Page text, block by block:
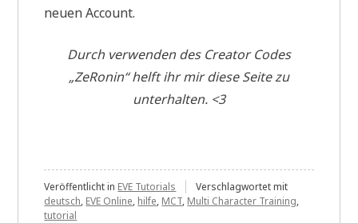
neuen Account.
Durch verwenden des Creator Codes
„ZeRonin“ helft ihr mir diese Seite zu
unterhalten. <3
Veröffentlicht in EVE Tutorials
Verschlagwortet mit
deutsch, EVE Online, hilfe, MCT, Multi Character Training,
tutorial